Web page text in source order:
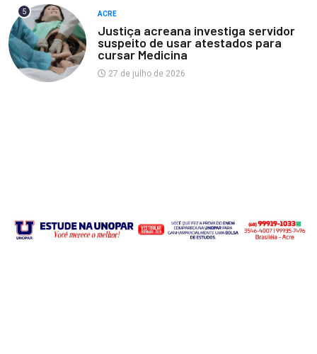
5 ACRE
Justiça acreana investiga servidor
suspeito de usar atestados para
cursar Medicina
27 de julho de 2026